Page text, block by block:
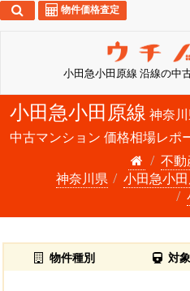
小田急小田原線 沿線の中
物件価格査定
小田急小田原線 神奈
中古マンション 価格相場レポ
不動
神奈川県
小田急小
物件種別 対